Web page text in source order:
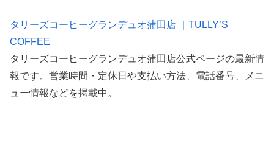
タリーズコーヒーグランデュオ蒲田店 ｜TULLY’S
COFFEE
タリーズコーヒーグランデュオ蒲田店公式ページの最新情
報です。営業時間・定休日や支払い方法、電話番号、メニ
ュー情報などを掲載中。